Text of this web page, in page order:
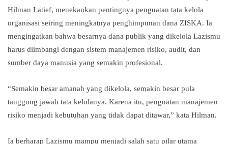
Hilman Latief, menekankan pentingnya penguatan tata kelola
organisasi seiring meningkatnya penghimpunan dana ZISKA. Ia
mengingatkan bahwa besarnya dana publik yang dikelola Lazismu
harus diimbangi dengan sistem manajemen risiko, audit, dan
sumber daya manusia yang semakin profesional.
“Semakin besar amanah yang dikelola, semakin besar pula
tanggung jawab tata kelolanya. Karena itu, penguatan manajemen
risiko menjadi kebutuhan yang tidak dapat ditawar,” kata Hilman.
Ia berharap Lazismu mampu menjadi salah satu pilar utama